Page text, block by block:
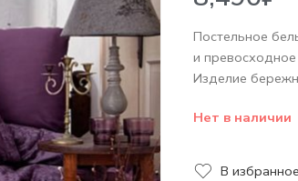
Постельное
и
Изделие
Нет в наличии
В избранное